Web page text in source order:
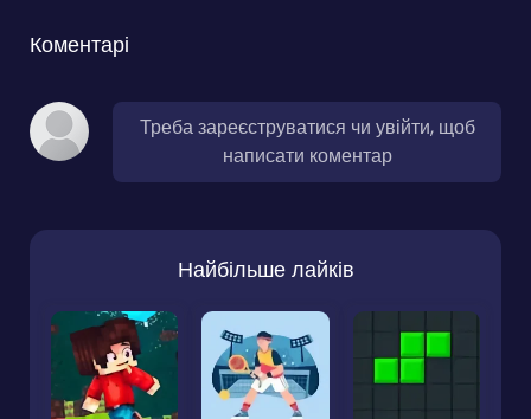
Коментарі
Треба зареєструватися чи увійти, щоб
написати коментар
Найбільше лайків